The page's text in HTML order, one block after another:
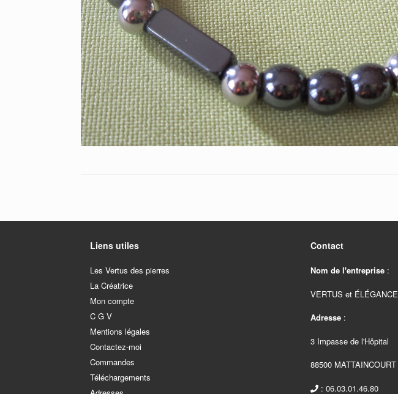
Liens utiles
Les Vertus des pierres
La Créatrice
Mon compte
C G V
Mentions légales
Contactez-moi
Commandes
Téléchargements
Contact
Nom de l'entreprise:
VERTUS et ÉLÉGANCE
Adresse:
3 Impasse de l'Hôpital
88500 MATTAINCOURT
: 06.03.01.46.80